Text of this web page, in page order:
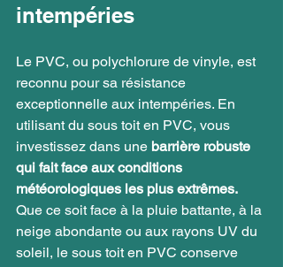
intempéries
Le PVC, ou polychlorure de vinyle, est
reconnu pour sa résistance
exceptionnelle aux intempéries. En
utilisant du sous toit en PVC, vous
investissez dans une barrière robuste
qui fait face aux conditions
météorologiques les plus extrêmes.
Que ce soit face à la pluie battante, à la
neige abondante ou aux rayons UV du
soleil, le sous toit en PVC conserve